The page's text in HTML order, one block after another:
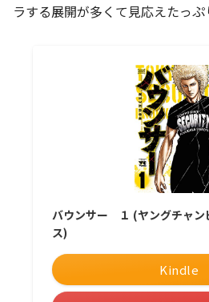
ラする展開が多くて見応えたっぷ
バウンサー １ (ヤングチャン
ス)
Kindle